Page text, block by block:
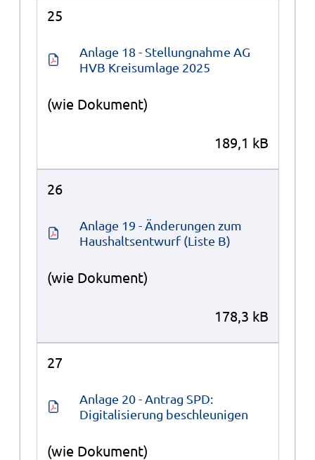
25
Anlage 18 - Stellungnahme AG
HVB Kreisumlage 2025
(wie Dokument)
189,1 kB
26
Anlage 19 - Änderungen zum
Haushaltsentwurf (Liste B)
(wie Dokument)
178,3 kB
27
Anlage 20 - Antrag SPD:
Digitalisierung beschleunigen
(wie Dokument)